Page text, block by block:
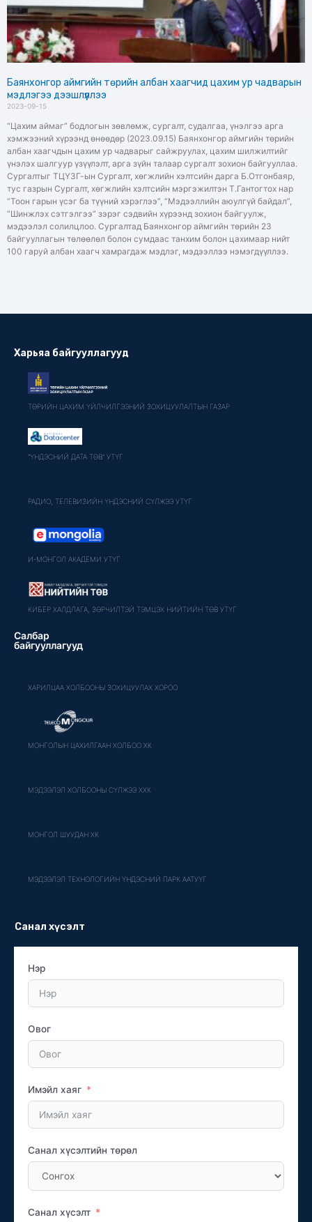
Баянхонгор аймгийн төрийн албан хаагчид цахим ур чадварын
мэдлэгээ дээшлүүллээ
2023-09-15
“Цахим аймаг” бодлогын зөвлөмж, сургалт, судалгаа, үнэлгээ арга
хэмжээний хүрээнд өнөөдөр (2023.09.15) Баянхонгор аймгийн төрийн
албан хаагчдын цахим ур чадварыг сайжруулах, цахим шилжилтийг
үнэлэх шалгуур үзүүлэлт, арга зүйн талаар сургалт зохион байгууллаа.
Сургалтыг ТЦҮЗГ-ын Сургалт, хөгжлийн хэлтсийн дарга Б.Отгонбаяр,
тус газрын Сургалт, хөгжлийн хэлтсийн мэргэжилтэн Т.Гантогтох нар
“Тоон гарын үсэг ба түүний хэрэглээ”, “Мэдээллийн аюулгүй байдал”,
“Шинжлэх сэтгэлгээ” зэрэг сэдвийн хүрээнд зохион байгуулж,
мэдээлэл солилцлоо. Сургалтад Баянхонгор аймгийн төрийн 23
байгууллагын төлөөлөл болон сумдаас танхим болон цахимаар нийт
100 гаруй албан хаагч хамрагдаж мэдлэг, мэдээллээ нэмэгдүүллээ.
Харьяа байгууллагууд
ТӨРИЙН ЦАХИМ ҮЙЛЧИЛГЭЭНИЙ ЗОХИЦУУЛАЛТЫН ГАЗАР
"ҮНДЭСНИЙ ДАТА ТӨВ" УТҮГ
РАДИО, ТЕЛЕВИЗИЙН ҮНДЭСНИЙ СҮЛЖЭЭ УТҮГ
И-МОНГОЛ АКАДЕМИ УТҮГ
КИБЕР ХАЛДЛАГА, ЗӨРЧИЛТЭЙ ТЭМЦЭХ НИЙТИЙН ТӨВ УТҮГ
Салбар
байгууллагууд
ХАРИЛЦАА ХОЛБООНЫ ЗОХИЦУУЛАХ ХОРОО
МОНГОЛЫН ЦАХИЛГААН ХОЛБОО ХК
МЭДЭЭЛЭЛ ХОЛБООНЫ СҮЛЖЭЭ ХХК
МОНГОЛ ШУУДАН ХК
МЭДЭЭЛЭЛ ТЕХНОЛОГИЙН ҮНДЭСНИЙ ПАРК ААТУҮГ
Санал хүсэлт
Нэр
Овог
Имэйл хаяг
Санал хүсэлтийн төрөл
Санал хүсэлт